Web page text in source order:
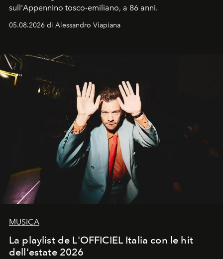
sull'Appennino tosco-emiliano, a 86 anni.
05.08.2026 di Alessandro Viapiana
MUSICA
La playlist de L'OFFICIEL Italia con le hit
dell'estate 2026